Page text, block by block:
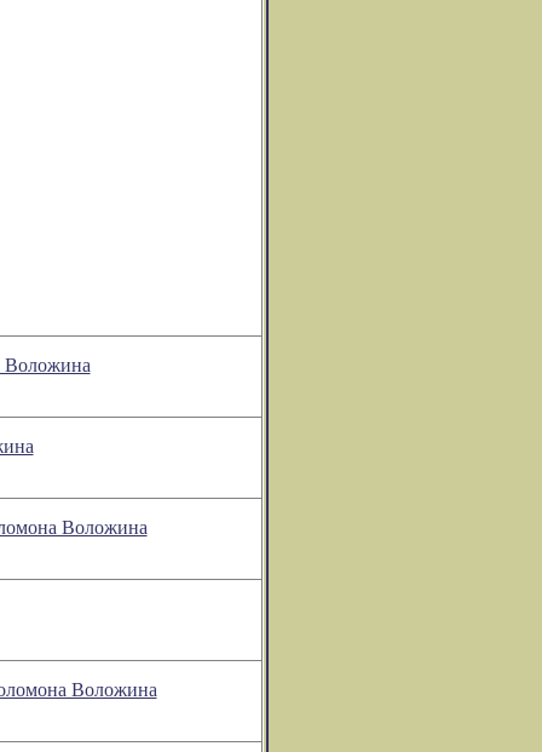
Воложина
Воложина
Воложина